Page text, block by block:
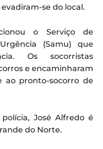
se do local.
o Serviço de
(Samu) que
Os socorristas
e encaminharam
ao pronto-socorro de
José Alfredo é
do Norte.